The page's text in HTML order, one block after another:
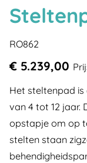
RO862
€ 5.239,00
Het steltenpad
van 4 tot 12 jaar.
opstapje om op
stelten staan